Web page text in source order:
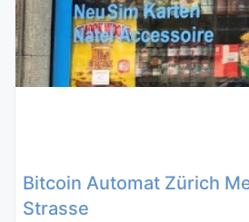
Bitcoin Automat Zürich
Strasse